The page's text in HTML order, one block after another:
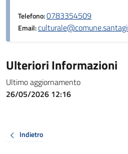
Telefono:0783354509
Email:
Ulteriori Informazioni
Ultimo aggiornamento
26/05/2026 12:16
Indietro